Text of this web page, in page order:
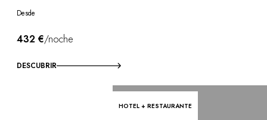
Desde
432 €/noche
DESCUBRIR
HOTEL + RESTAURANTE